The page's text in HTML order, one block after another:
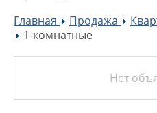
Главная »Продажа »
»
1-комнатные
Нет